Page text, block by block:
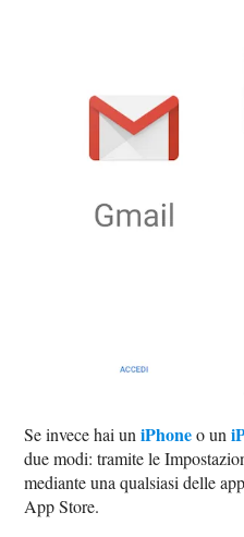
Se invece hai uniPhoneo un
due modi: tramite le
mediante una qualsiasi delle
App Store.